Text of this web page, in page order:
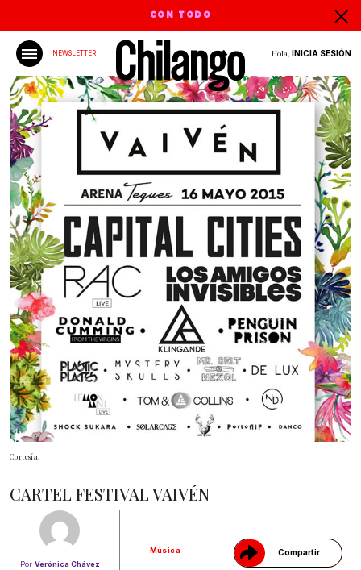
CON TODO
NEWSLETTER Hola, INICIA SESIÓN
Cortesía.
Por Verónica Chávez
Música Compartir
CARTEL FESTIVAL VAIVÉN